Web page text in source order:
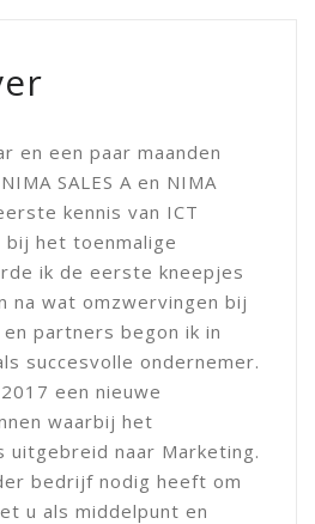
en een paar maanden
SALES A en NIMA
kennis van ICT
bij het toenmalige
ik de eerste kneepjes
na wat omzwervingen bij
partners begon ik in
succesvolle ondernemer.
een nieuwe
waarbij het
naar Marketing.
bedrijf nodig heeft om
u als middelpunt en